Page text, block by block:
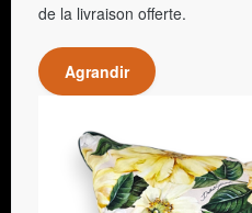
de la livraison offerte.
Agrandir